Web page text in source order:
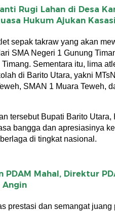
Rugi Lahan di Desa
Hukum Ajukan Kasasi
sepak takraw yang akan
SMA Negeri 1 Gunung
Sementara itu, lima
di Barito Utara, yakni
SMAN 1 Muara Teweh,
tersebut Bupati Barito Utara,
bangga dan apresiasinya
di tingkat nasional.
PDAM Mahal, Direktur
Angin
prestasi dan semangat juang